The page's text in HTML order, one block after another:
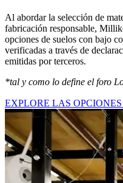
Al abordar la selección de
fabricación responsable,
opciones de suelos con bajo
verificadas a través de
emitidas por terceros.
*tal y como lo define el foro
EXPLORE LAS